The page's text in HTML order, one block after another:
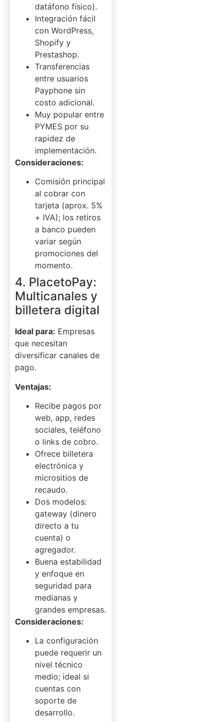
datáfono físico).
Integración fácil
con WordPress,
Shopify y
Prestashop.
Transferencias
entre usuarios
Payphone sin
costo adicional.
Muy popular entre
PYMES por su
rapidez de
implementación.
Consideraciones:
Comisión principal
al cobrar con
tarjeta (aprox. 5%
+ IVA); los retiros
a banco pueden
variar según
promociones del
momento.
4. PlacetoPay:
Multicanales y
billetera digital
Ideal para: Empresas
que necesitan
diversificar canales de
pago.
Ventajas:
Recibe pagos por
web, app, redes
sociales, teléfono
o links de cobro.
Ofrece billetera
electrónica y
micrositios de
recaudo.
Dos modelos:
gateway (dinero
directo a tu
cuenta) o
agregador.
Buena estabilidad
y enfoque en
seguridad para
medianas y
grandes empresas.
Consideraciones:
La configuración
puede requerir un
nivel técnico
medio; ideal si
cuentas con
soporte de
desarrollo.